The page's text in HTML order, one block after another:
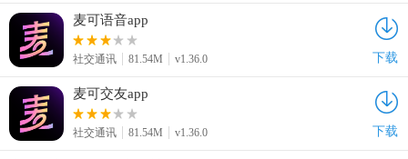
麦可语音app
社交通讯 81.54M v1.36.0 下载
麦可交友app
社交通讯 81.54M v1.36.0 下载